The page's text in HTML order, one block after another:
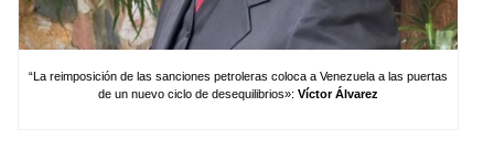
“La reimposición de las sanciones petroleras coloca a Venezuela a las puertas
de un nuevo ciclo de desequilibrios»: Víctor Álvarez